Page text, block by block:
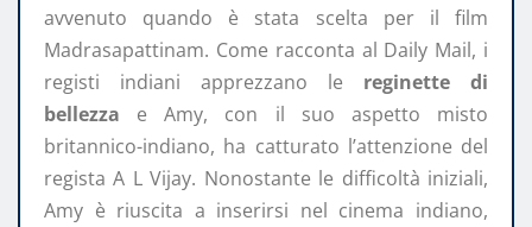
avvenuto quando è stata scelta per il film
Madrasapattinam. Come racconta al Daily Mail, i
registi indiani apprezzano le reginette di
bellezza e Amy, con il suo aspetto misto
britannico-indiano, ha catturato l’attenzione del
regista A L Vijay. Nonostante le difficoltà iniziali,
Amy è riuscita a inserirsi nel cinema indiano,